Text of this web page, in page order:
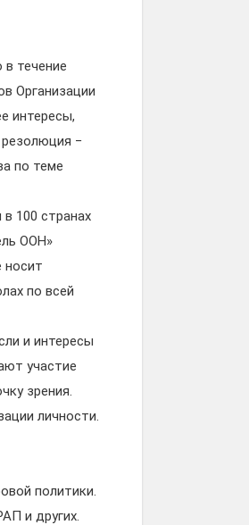
течение
Организации
интересы,
−
по теме
100 странах
ООН»
носит
по всей
и интересы
участие
зрения.
личности.
политики.
и других.